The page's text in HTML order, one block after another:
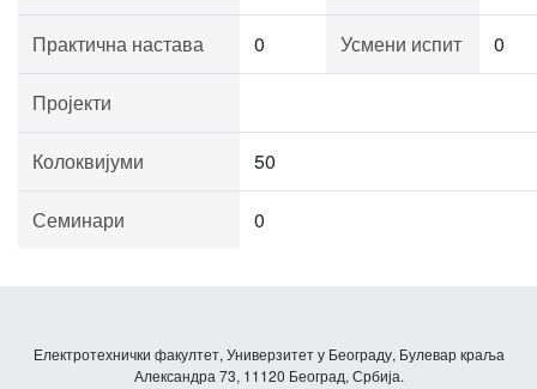
Практична настава 0 Усмени испит 0
Пројекти
Колоквијуми 50
Семинари 0
Електротехнички факултет, Универзитет у Београду, Булевар краља
Александра 73, 11120 Београд, Србија.